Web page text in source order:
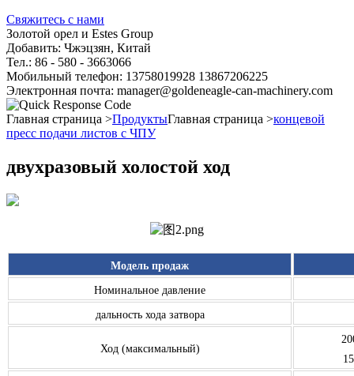
Свяжитесь с нами
Золотой орел и Estes Group
Добавить: Чжэцзян, Китай
Тел.: 86 - 580 - 3663066
Мобильный телефон: 13758019928 13867206225
Электронная почта: manager@goldeneagle-can-machinery.com
Главная страница >ПродуктыГлавная страница >концевой
пресс подачи листов с ЧПУ
двухразовый холостой ход
Модель продаж
Номинальное давление
дальность хода затвора
Ход (максимальный)